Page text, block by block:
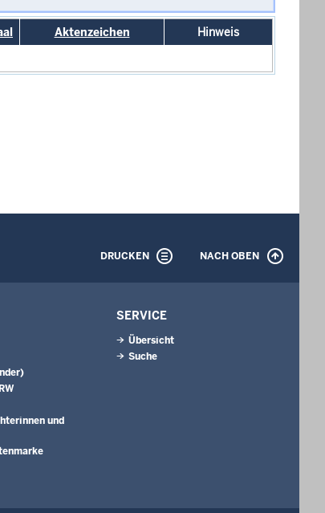
Aktenzeichen
Hinweis
DRUCKEN NACH OBEN
und
SERVICE
Übersicht
Suche